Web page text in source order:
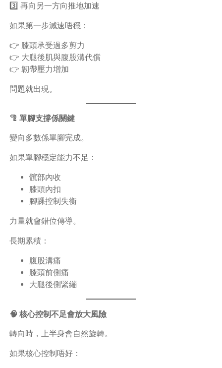
3️⃣ 再向另一方向推地加速
如果第一步減速唔穩：
👉 膝頭承受過多剪力
👉 大腿後肌與腹股溝代償
👉 韌帶壓力增加
問題就出現。
🦿 單腳支撐係關鍵
變向多數係單腳完成。
如果單腳穩定能力不足：
髖部內收
膝頭內扣
腳踝控制失衡
力量就會錯位傳導。
長期累積：
腹股溝痛
膝頭前側痛
大腿後側緊繃
🧠 核心控制不足會放大風險
轉向時，上半身會自然旋轉。
如果核心控制唔好：